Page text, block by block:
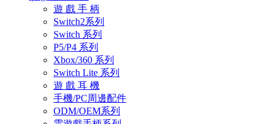
遊 戲 手 柄
Switch2系列
Switch 系列
P5/P4 系列
Xbox/360 系列
Switch Lite 系列
遊 戲 耳 機
手機/PC周邊配件
ODM/OEM系列